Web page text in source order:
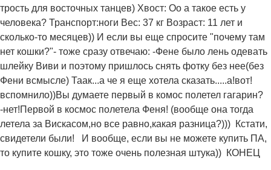
трость для восточных танцев) Хвост: Оо а такое есть у
человека? Транспорт:ноги Вес: 37 кг Возраст: 11 лет и
сколько-то месяцев)) И если вы еще спросите "почему там
нет кошки?"- тоже сразу отвечаю: -Фене было лень одевать
шлейку Виви и поэтому пришлось снять фотку без нее(без
Фени всмысле) Таак...а че я еще хотела сказать.....а!вот!
вспомнило))Вы думаете первый в комос полетел гагарин?
-нет!Первой в космос полетела Феня! (вообще она тогда
летела за Вискасом,но все равно,какая разница?))) Кстати,
свидетели были!
И вообще, если вы не можете купить ПА,
то купите кошку, это тоже очень полезная штука)) КОНЕЦ